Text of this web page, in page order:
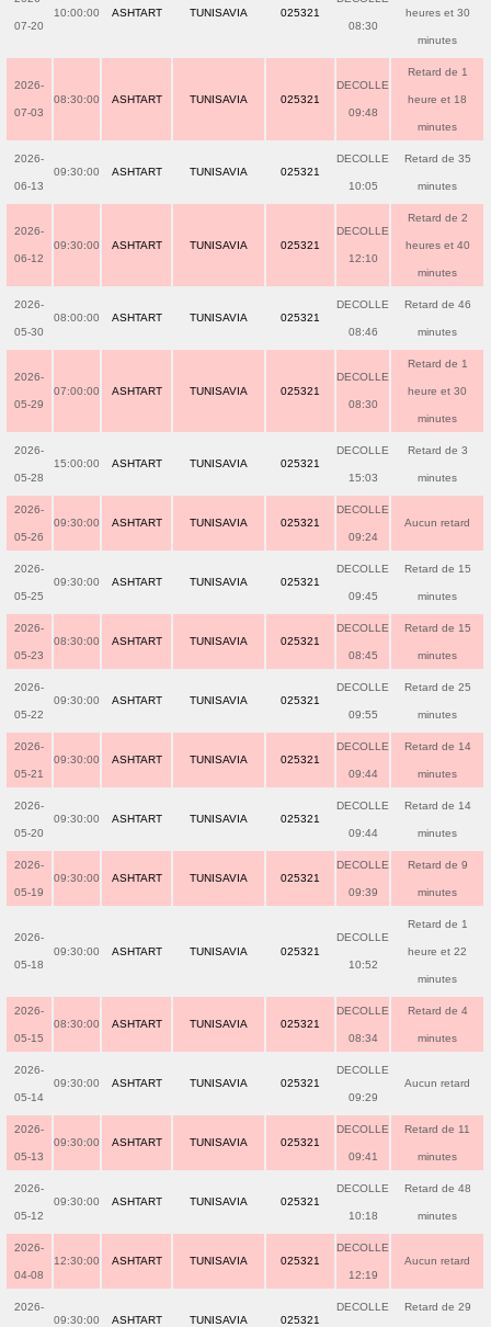
07-20
10:00:00 ASHTART TUNISAVIA 025321
08:30
heures et 30
minutes
2026-
07-03
08:30:00 ASHTART TUNISAVIA 025321
DECOLLE
09:48
Retard de 1
heure et 18
minutes
2026-
06-13
09:30:00 ASHTART TUNISAVIA 025321
DECOLLE
10:05
Retard de 35
minutes
2026-
06-12
09:30:00 ASHTART TUNISAVIA 025321
DECOLLE
12:10
Retard de 2
heures et 40
minutes
2026-
05-30
08:00:00 ASHTART TUNISAVIA 025321
DECOLLE
08:46
Retard de 46
minutes
2026-
05-29
07:00:00 ASHTART TUNISAVIA 025321
DECOLLE
08:30
Retard de 1
heure et 30
minutes
2026-
05-28
15:00:00 ASHTART TUNISAVIA 025321
DECOLLE
15:03
Retard de 3
minutes
2026-
05-26
09:30:00 ASHTART TUNISAVIA 025321
DECOLLE
09:24
Aucun retard
2026-
05-25
09:30:00 ASHTART TUNISAVIA 025321
DECOLLE
09:45
Retard de 15
minutes
2026-
05-23
08:30:00 ASHTART TUNISAVIA 025321
DECOLLE
08:45
Retard de 15
minutes
2026-
05-22
09:30:00 ASHTART TUNISAVIA 025321
DECOLLE
09:55
Retard de 25
minutes
2026-
05-21
09:30:00 ASHTART TUNISAVIA 025321
DECOLLE
09:44
Retard de 14
minutes
2026-
05-20
09:30:00 ASHTART TUNISAVIA 025321
DECOLLE
09:44
Retard de 14
minutes
2026-
05-19
09:30:00 ASHTART TUNISAVIA 025321
DECOLLE
09:39
Retard de 9
minutes
2026-
05-18
09:30:00 ASHTART TUNISAVIA 025321
DECOLLE
10:52
Retard de 1
heure et 22
minutes
2026-
05-15
08:30:00 ASHTART TUNISAVIA 025321
DECOLLE
08:34
Retard de 4
minutes
2026-
05-14
09:30:00 ASHTART TUNISAVIA 025321
DECOLLE
09:29
Aucun retard
2026-
05-13
09:30:00 ASHTART TUNISAVIA 025321
DECOLLE
09:41
Retard de 11
minutes
2026-
05-12
09:30:00 ASHTART TUNISAVIA 025321
DECOLLE
10:18
Retard de 48
minutes
2026-
04-08
12:30:00 ASHTART TUNISAVIA 025321
DECOLLE
12:19
Aucun retard
2026-
09:30:00 ASHTART TUNISAVIA 025321
DECOLLE Retard de 29